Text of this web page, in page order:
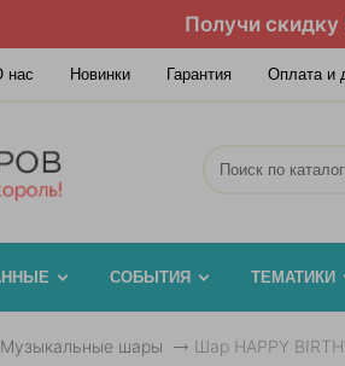
Получи скидку
нас Новинки Гарантия Оплата и
СОБЫТИЯ ТЕМАТИКИ
Музыкальные шары Шар HAPPY